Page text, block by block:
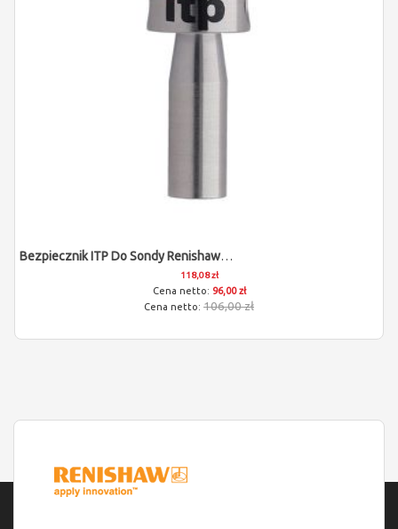
Bezpiecznik ITP Do Sondy Renishaw TS27R, OTS, RTS (M4/L15)
118,08 zł
96,00 zł
106,00 zł